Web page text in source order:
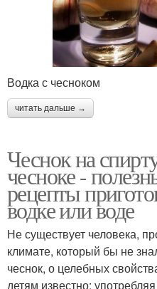
Водка с чесноком
читать дальше →
Чеснок на
чесноке -
рецепты
водке или воде
Не существует человека,
климате, который бы не
чеснок, о целебных
детям известно: